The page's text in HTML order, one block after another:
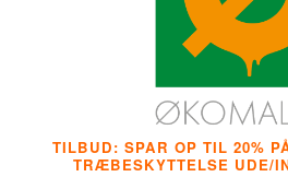
TILBUD: SPAR OP TIL 20%
TRÆBESKYTTELSE UDE/